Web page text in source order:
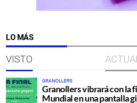
LO MÁS
VISTO ACTUAL
GRANOLLERS
Granollers vibrará con la
Mundial en una pantalla